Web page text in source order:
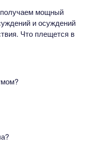
получаем мощный
и осуждений
Что плещется в